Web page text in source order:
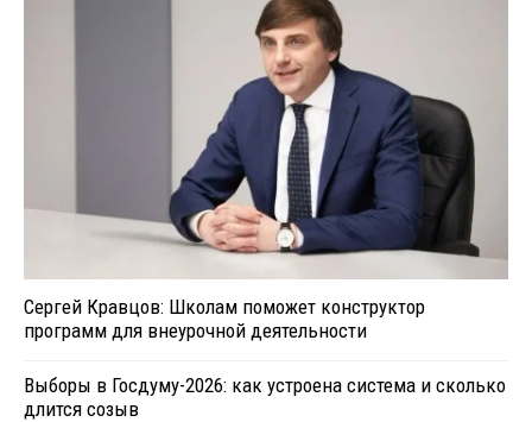
Сергей Кравцов: Школам поможет конструктор
программ для внеурочной деятельности
Выборы в Госдуму-2026: как устроена система и сколько
длится созыв